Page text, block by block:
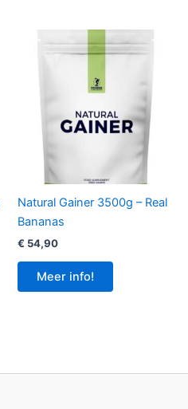
Natural Gainer 3500g – Real
Bananas
€ 54,90
Meer info!